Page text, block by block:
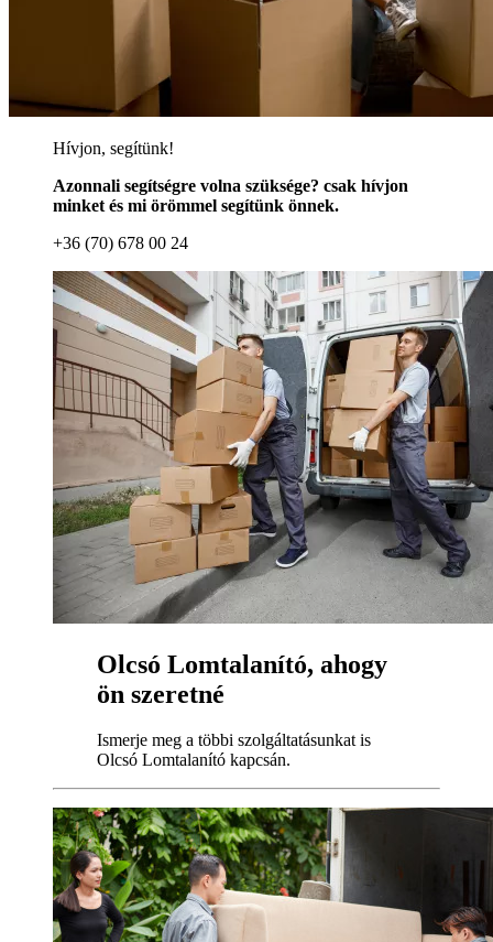
Hívjon, segítünk!
Azonnali segítségre volna szüksége? csak hívjon
minket és mi örömmel segítünk önnek.
+36 (70) 678 00 24
Olcsó Lomtalanító, ahogy
ön szeretné
Ismerje meg a többi szolgáltatásunkat is
Olcsó Lomtalanító kapcsán.